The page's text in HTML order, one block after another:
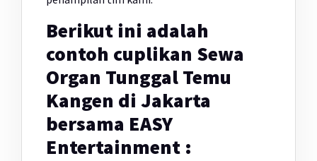
Berikut ini adalah
contoh cuplikan Sewa
Organ Tunggal Temu
Kangen di Jakarta
bersama EASY
Entertainment :